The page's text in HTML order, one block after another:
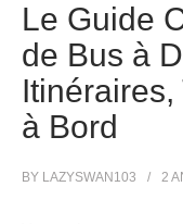
Le Guide
de Bus à
à Bord
BY LAZYSWAN103 2